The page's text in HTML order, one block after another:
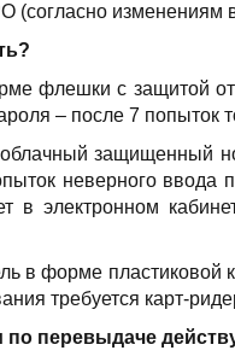
(согласно
флешки с защитой
– после 7
защищенный
неверного
электронном
в форме пластиковой
требуется карт-
по перевыдаче